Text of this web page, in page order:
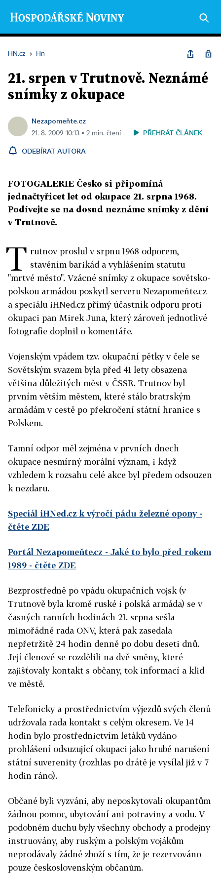
HN.cz › Hn
21. srpen v Trutnově. Neznámé
snímky z okupace
Nezapomeňte.cz
21. 8. 2009 10:13 ▪ 2 min. čtení PŘEHRÁT ČLÁNEK
ODEBÍRAT AUTORA
FOTOGALERIE Česko si připomíná
jednačtyřicet let od okupace 21. srpna 1968.
Podívejte se na dosud neznáme snímky z dění
v Trutnově.
T rutnov proslul v srpnu 1968 odporem,
stavěním barikád a vyhlášením statutu
"mrtvé město". Vzácné snímky z okupace sovětsko-
polskou armádou poskytl serveru Nezapomeňte.cz
a speciálu iHNed.cz přímý účastník odporu proti
okupaci pan Mirek Juna, který zároveň jednotlivé
fotografie doplnil o komentáře.
Vojenským vpádem tzv. okupační pětky v čele se
Sovětským svazem byla před 41 lety obsazena
většina důležitých měst v ČSSR. Trutnov byl
prvním větším městem, které stálo bratrským
armádám v cestě po překročení státní hranice s
Polskem.
Tamní odpor měl zejména v prvních dnech
okupace nesmírný morální význam, i když
vzhledem k rozsahu celé akce byl předem odsouzen
k nezdaru.
Speciál iHNed.cz k výročí pádu železné opony-
čtěte ZDE
Portál Nezapomeňte.cz - Jaké to bylo před rokem
1989 - čtěte ZDE
Bezprostředně po vpádu okupačních vojsk (v
Trutnově byla kromě ruské i polská armáda) se v
časných ranních hodinách 21. srpna sešla
mimořádně rada ONV, která pak zasedala
nepřetržitě 24 hodin denně po dobu deseti dnů.
Její členové se rozdělili na dvě směny, které
zajišťovaly kontakt s občany, tok informací a klid
ve městě.
Telefonicky a prostřednictvím výjezdů svých členů
udržovala rada kontakt s celým okresem. Ve 14
hodin bylo prostřednictvím letáků vydáno
prohlášení odsuzující okupaci jako hrubé narušení
státní suverenity (rozhlas po drátě je vysílal již v 7
hodin ráno).
Občané byli vyzváni, aby neposkytovali okupantům
žádnou pomoc, ubytování ani potraviny a vodu. V
podobném duchu byly všechny obchody a prodejny
instruovány, aby ruským a polským vojákům
neprodávaly žádné zboží s tím, že je rezervováno
pouze československým občanům.